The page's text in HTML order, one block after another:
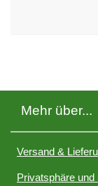
Mehr über...
Versand &
Privatsphäre